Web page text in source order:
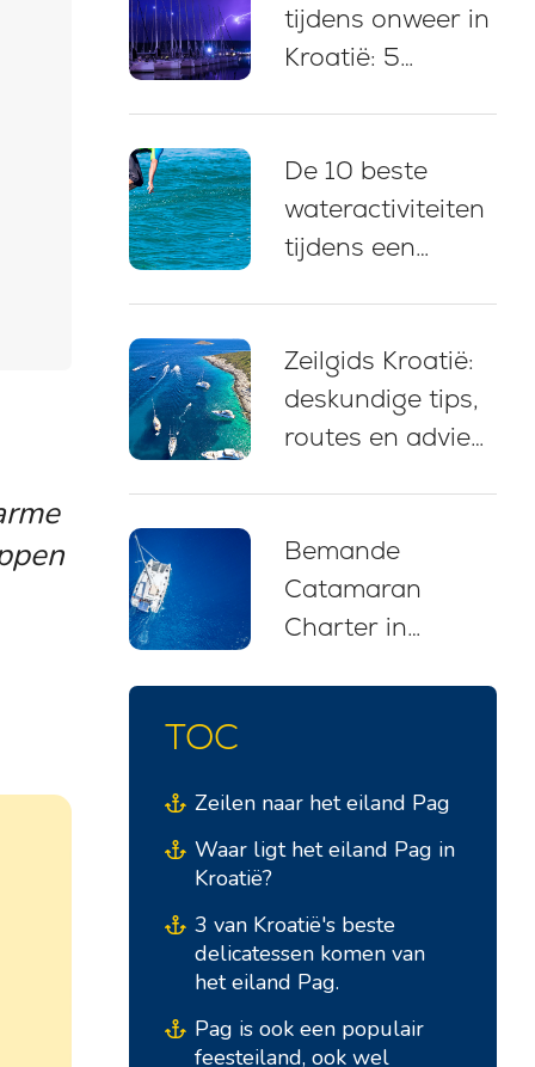
tijdens onweer in
Kroatië: 5
De 10 beste
wateractiviteiten
tijdens een
Zeilgids Kroatië:
deskundige tips,
routes en advies
Bemande
Catamaran
Charter in
TOC
Zeilen naar het eiland Pag
Waar ligt het eiland Pag in
Kroatië?
3 van Kroatië's beste
delicatessen komen van
het eiland Pag.
Pag is ook een populair
feesteiland, ook wel